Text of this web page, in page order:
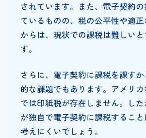
されています。また、電子契約
ているものの、税の公平性や適
からは、現状での課税は難しいと
す。
さらに、電子契約に課税を課す
的な課題でもあります。アメリ
では印紙税が存在しません。し
が独自で電子契約に課税するこ
考えにくいでしょう。